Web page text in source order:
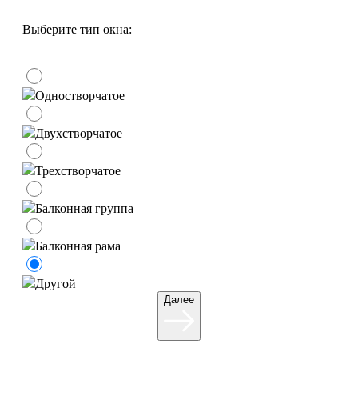
Выберите тип окна:
Одностворчатое
Двухстворчатое
Трехстворчатое
Балконная группа
Балконная рама
Другой
Далее